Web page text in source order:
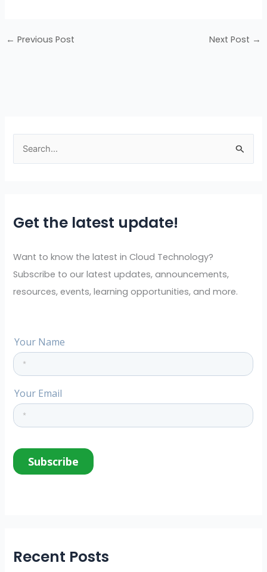
← Previous Post Next Post →
e
c
f
o
r
Get the latest update!
Want to know the latest in Cloud Technology?
Subscribe to our latest updates, announcements,
resources, events, learning opportunities, and more.
Recent Posts